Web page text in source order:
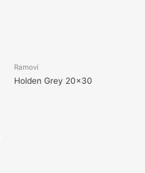
Ramovi
Holden Grey 20×30